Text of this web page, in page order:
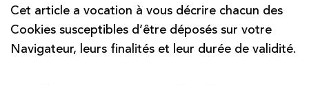
Cet article a vocation à vous décrire chacun des
Cookies susceptibles d’être déposés sur votre
Navigateur, leurs finalités et leur durée de validité.